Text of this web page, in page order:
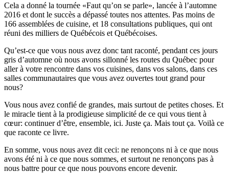
Cela a donné la tournée «Faut qu’on se parle», lancée à l’automne
2016 et dont le succès a dépassé toutes nos attentes. Pas moins de
166 assemblées de cuisine, et 18 consultations publiques, qui ont
réuni des milliers de Québécois et Québécoises.
Qu’est-ce que vous nous avez donc tant raconté, pendant ces jours
gris d’automne où nous avons sillonné les routes du Québec pour
aller à votre rencontre dans vos cuisines, dans vos salons, dans ces
salles communautaires que vous avez ouvertes tout grand pour
nous?
Vous nous avez confié de grandes, mais surtout de petites choses. Et
le miracle tient à la prodigieuse simplicité de ce qui vous tient à
cœur: continuer d’être, ensemble, ici. Juste ça. Mais tout ça. Voilà ce
que raconte ce livre.
En somme, vous nous avez dit ceci: ne renonçons ni à ce que nous
avons été ni à ce que nous sommes, et surtout ne renonçons pas à
nous battre pour ce que nous pouvons encore devenir.